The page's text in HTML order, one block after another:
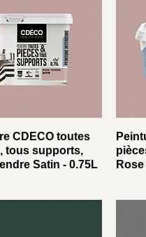
CDECO toutes
tous supports,
Satin - 0.75L